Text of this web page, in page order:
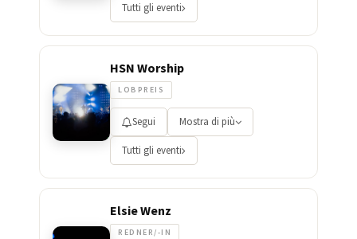
Tutti gli eventi
HSN Worship
LOBPREIS
Segui Mostra di più
Tutti gli eventi
Elsie Wenz
REDNER/-IN